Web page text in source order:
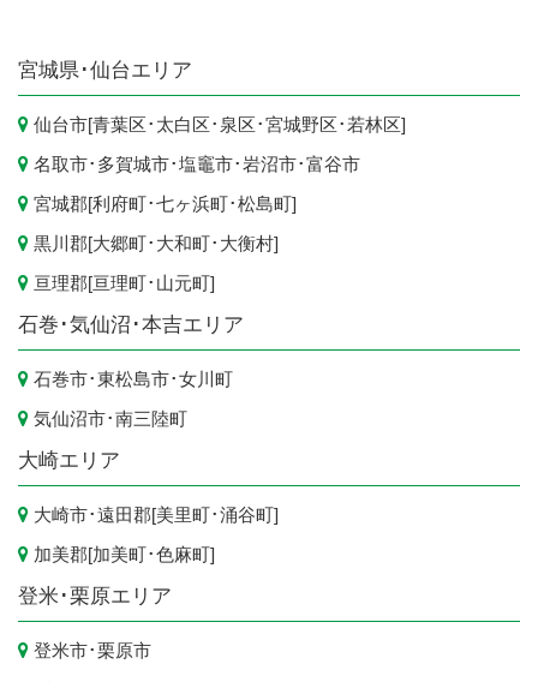
宮城県 ･仙台エリア
仙台市[青葉区 ･ 太白区 ･ 泉区 ･宮城野区 ･若林区]
名取市･ 多賀城市･塩竈市･岩沼市･富谷市
宮城郡[利府町･七ヶ浜町･松島町]
黒川郡[大郷町･ 大和町･ 大衡村]
亘理郡[亘理町･ 山元町]
石巻･気仙沼･本吉エリア
石巻市･東松島市･女川町
気仙沼市･南三陸町
大崎エリア
大崎市･遠田郡[美里町･涌谷町]
加美郡[加美町･色麻町]
登米･栗原エリア
登米市･栗原市